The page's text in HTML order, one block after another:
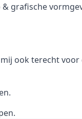
grafische
ook terecht